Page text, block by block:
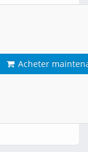
Acheter